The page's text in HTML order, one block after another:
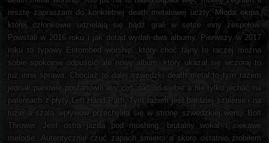
resztę zapraszam do konkretnej death metalowej uczty. Młoda ekipa,
której członkowie udzielają się bądź grali w setce inny zespołów.
Powstali w 2016 roku i jak dotąd wydali dwa albumy. Pierwszy w 2017
roku to typowy Entombed worship, który choć fajny to raczej można
sobie spokojnie odpuścić ale nowy album, który ukazał się wczoraj to
już inna sprawa. Chociaż to dalej szwedzki death metal to tym razem
jednak panowie postanowili aby coś dać od siebie a nie tylko jechać na
patentach z płyty Left Hand Path. Tym razem jest bardziej szalenie i na
luzie a szala wpływów przechyliła się w stronę szwedzkiej wersji Bolt
Thrower. Jest ostra jazda pod moshing, brutalny wokal i ciekawe
melodie. Autentycznie czuć zapach śmierci a skoro ostatnio zrobiłem